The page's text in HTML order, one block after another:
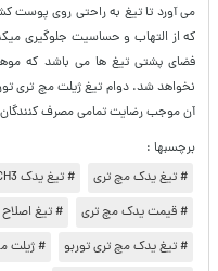
می آورد تا تیغ به راحتی روی پوست
که از التهاب و حساسیت جلوگیری
فضای پشتی تیغ ها می باشد که
نخواهد شد. دوام تیغ ژیلت مچ تری
آن موجب رضایت تمامی مصرف
برچسبها :
# تیغ یدک مچ تری
# تیغ یدک MACH3
# قیمت یدک مچ تری
# تیغ
# تیغ یدک مچ تری توربو
# ژیلت